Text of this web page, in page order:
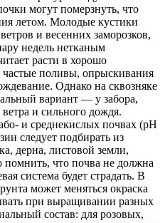
могут померзнуть, что
летом. Молодые кустики
и весенних заморозков,
недель нетканым
расти в хорошо
поливы, опрыскивания
Однако на сквозняке
вариант — у забора,
и сильного дождя.
и среднекислых почвах (pH
следует подбирать из
дерна, листовой земли,
что почва не должна
система будет страдать. В
может меняться окраска
при выращивании разных
состав: для розовых,